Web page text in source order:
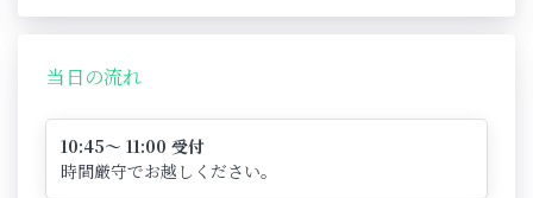
当日の流れ
10:45～ 11:00 受付
時間厳守でお越しください。